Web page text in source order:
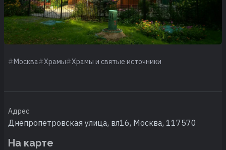
Москва Храмы Храмы и святые источники
Адрес
Днепропетровская улица, вл16, Москва, 117570
На карте